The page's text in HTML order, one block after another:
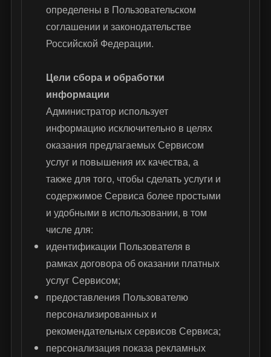
определены в Пользовательском
соглашении и законодательстве
Российской Федерации.
Цели сбора и обработки
информации
Администратор использует
информацию исключительно в целях
оказания предлагаемых Сервисом
услуг и повышения их качества, а
также для того, чтобы сделать услуги и
содержимое Сервиса более простыми
и удобными в использовании, в том
числе для:
идентификации Пользователя в
рамках договора об оказании платных
услуг Сервисом;
предоставления Пользователю
персонализированных и
рекомендательных сервисов Сервиса;
персонализация показа рекламных